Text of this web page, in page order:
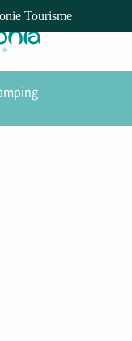
Tourisme